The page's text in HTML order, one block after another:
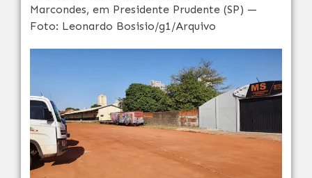
Marcondes, em Presidente Prudente (SP) —
Foto: Leonardo Bosisio/g1/Arquivo